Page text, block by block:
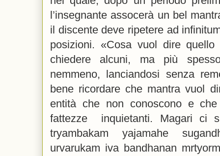
l’insegnante assocerà un bel
il discente deve ripetere ad
posizioni. «Cosa vuol dire
chiedere alcuni, ma più
nemmeno, lanciandosi senza
bene ricordare che mantra vuol
entità che non conoscono e
fattezze inquietanti. Magari ci
tryambakam yajamahe
urvarukam iva bandhanan